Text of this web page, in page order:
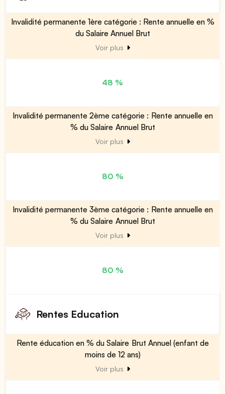
Invalidité permanente 1ère catégorie : Rente annuelle en %
du Salaire Annuel Brut
Voir plus
48 %
Invalidité permanente 2ème catégorie : Rente annuelle en
% du Salaire Annuel Brut
Voir plus
80 %
Invalidité permanente 3ème catégorie : Rente annuelle en
% du Salaire Annuel Brut
Voir plus
80 %
Rentes Education
Rente éducation en % du Salaire Brut Annuel (enfant de
moins de 12 ans)
Voir plus